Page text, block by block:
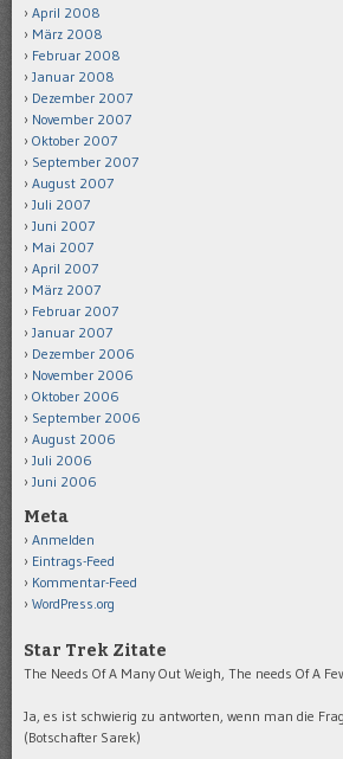
April 2008
März 2008
Februar 2008
Januar 2008
Dezember 2007
November 2007
Oktober 2007
September 2007
August 2007
Juli 2007
Juni 2007
Mai 2007
April 2007
März 2007
Februar 2007
Januar 2007
Dezember 2006
November 2006
Oktober 2006
September 2006
August 2006
Juli 2006
Juni 2006
Meta
Anmelden
Eintrags-Feed
Kommentar-Feed
WordPress.org
Star Trek Zitate
The Needs Of A Many Out Weigh, The needs Of A
Ja, es ist schwierig zu antworten, wenn man die
(Botschafter Sarek)